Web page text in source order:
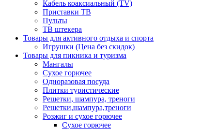
Кабель коаксиальный (TV)
Приставки ТВ
Пульты
ТВ штекера
Товары для активного отдыха и спорта
Игрушки (Цена без скидок)
Товары для пикника и туризма
Мангалы
Сухое горючее
Одноразовая посуда
Плитки туристические
Решетки, шампура, треноги
Решетки,шампура,треноги
Розжиг и сухое горючее
Сухое горючее